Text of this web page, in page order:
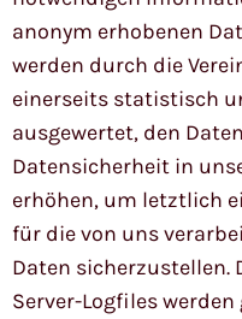
anonym erhobenen
werden durch die
einerseits statistisch
ausgewertet, den
Datensicherheit in
erhöhen, um letztlich
für die von uns
Daten sicherzustellen.
Server-Logfiles